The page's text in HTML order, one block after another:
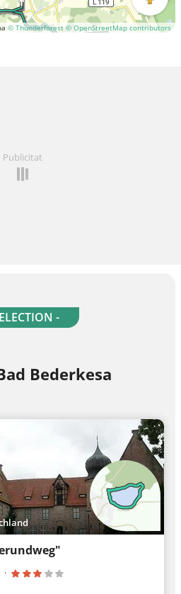
© Thunderforest © OpenStreetMap contributors
Publicitat
-
Bederkesa
·